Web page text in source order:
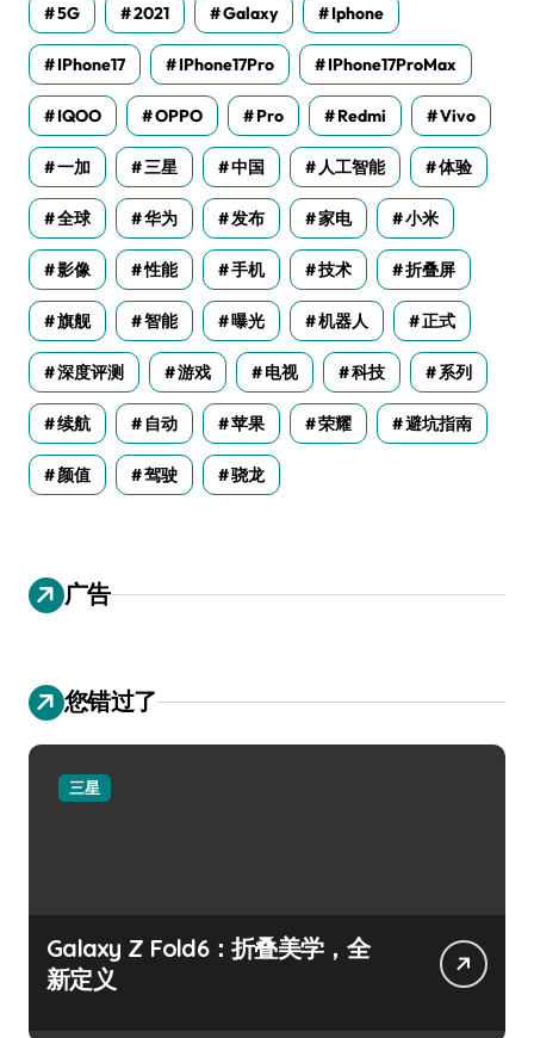
5G 2021 Galaxy Iphone
IPhone17 IPhone17Pro IPhone17ProMax
IQOO OPPO Pro Redmi Vivo
一加 三星 中国 人工智能 体验
全球 华为 发布 家电 小米
影像 性能 手机 技术 折叠屏
旗舰 智能 曝光 机器人 正式
深度评测 游戏 电视 科技 系列
续航 自动 苹果 荣耀 避坑指南
颜值 驾驶 骁龙
广告
您错过了
三星
Galaxy Z Fold6：折叠美学，全
新定义